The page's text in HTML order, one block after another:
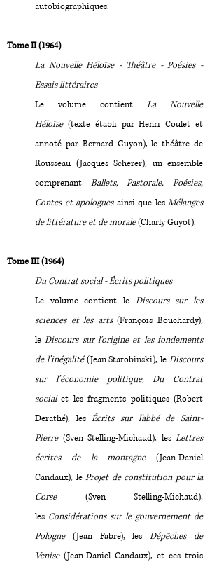
autobiographiques.
Tome II (1964)
La Nouvelle Héloïse - Théâtre - Poésies -
Essais littéraires
Le volume contient La Nouvelle
Héloïse(texte établi par Henri Coulet et
annoté par Bernard Guyon), le théâtre de
Rousseau (Jacques Scherer), un ensemble
comprenant Ballets, Pastorale, Poésies,
Contes et apologuesainsi que les Mélanges
de littérature et de morale(Charly Guyot).
Tome III (1964)
Du Contrat social - Écrits politiques
Le volume contient le Discours sur les
sciences et les arts(François Bouchardy),
leDiscours sur l’origine et les fondements
de l’inégalité(Jean Starobinski), leDiscours
sur l’économie politique,Du Contrat
socialet les fragments politiques (Robert
Derathé), lesÉcrits sur l’abbé de Saint-
Pierre(Sven Stelling-Michaud), les Lettres
écrites de la montagne(Jean-Daniel
Candaux), le Projet de constitution pour la
Corse(Sven Stelling-Michaud),
les Considérations sur le gouvernement de
Pologne(Jean Fabre), lesDépêches de
Venise(Jean-Daniel Candaux), et ces trois